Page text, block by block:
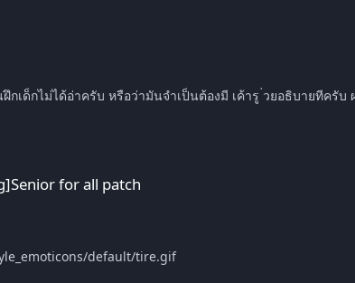
scout เยอะจังครับ T T 375] First Team Coach ไม่มีได้มั้ยครับ มันฝึกเด็กไม่ได้อ่าครับ ห
for all patch
style_emoticons/default/tire.gif